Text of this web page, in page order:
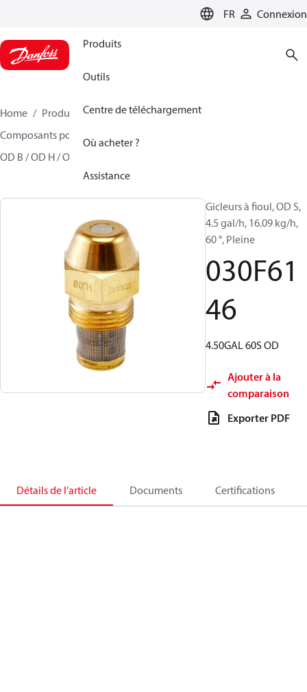
FR Connexion
Produits
Outils
Centre de téléchargement
Où acheter ?
Assistance
Home Produits
Climate Solutions - chauffage
Composants pour brûleur
OD B / OD H / OD S
Gicleurs à fioul, OD S,
4.5 gal/h, 16.09 kg/h,
60 °, Pleine
030F61
46
4.50GAL 60S OD
Ajouter à la
comparaison
Exporter PDF
Détails de l’article Documents Certifications